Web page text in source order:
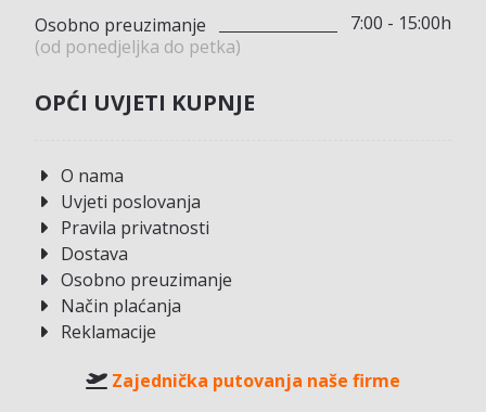
Osobno preuzimanje
(od ponedjeljka do petka)
7:00 - 15:00h
OPĆI UVJETI KUPNJE
O nama
Uvjeti poslovanja
Pravila privatnosti
Dostava
Osobno preuzimanje
Način plaćanja
Reklamacije
Zajednička putovanja naše firme